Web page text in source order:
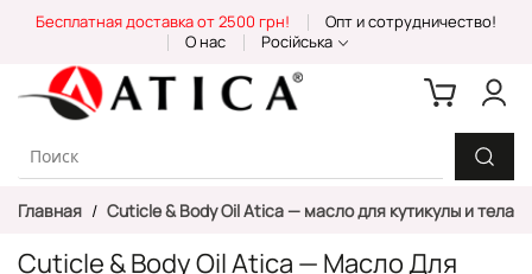
Content
Бесплатная доставка от 2500 грн!
Опт и сотрудничество!
О нас
Російська
Главная Cuticle & Body Oil Atica — масло для кутикулы и тела
Cuticle & Body Oil Atica — Масло Для